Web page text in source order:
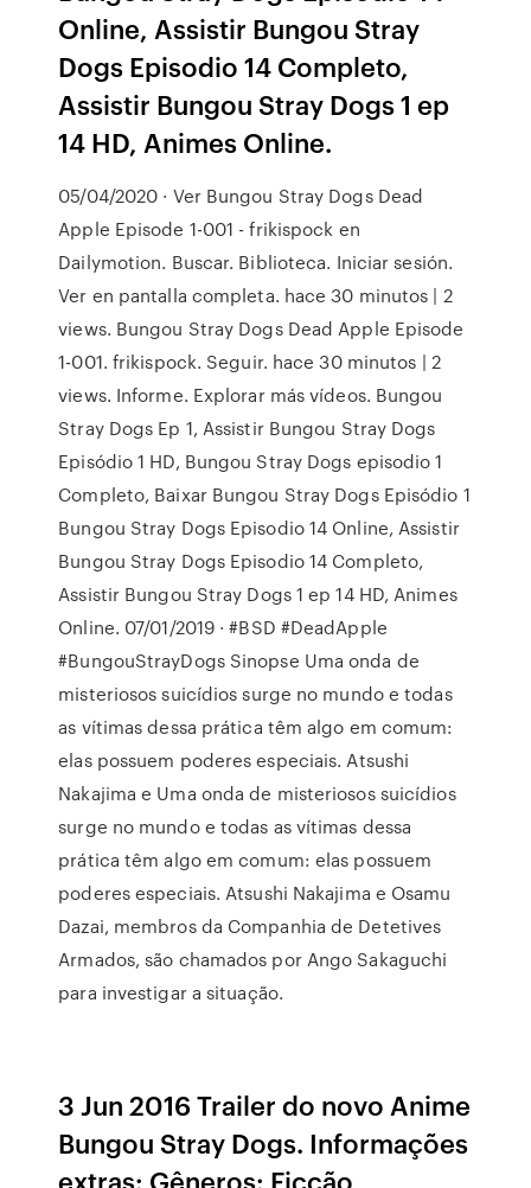
Online, Assistir Bungou Stray
Dogs Episodio 14 Completo,
Assistir Bungou Stray Dogs 1 ep
14 HD, Animes Online.
05/04/2020 · Ver Bungou Stray Dogs Dead
Apple Episode 1-001 - frikispock en
Dailymotion. Buscar. Biblioteca. Iniciar sesión.
Ver en pantalla completa. hace 30 minutos | 2
views. Bungou Stray Dogs Dead Apple Episode
1-001. frikispock. Seguir. hace 30 minutos | 2
views. Informe. Explorar más vídeos. Bungou
Stray Dogs Ep 1, Assistir Bungou Stray Dogs
Episódio 1 HD, Bungou Stray Dogs episodio 1
Completo, Baixar Bungou Stray Dogs Episódio 1
Bungou Stray Dogs Episodio 14 Online, Assistir
Bungou Stray Dogs Episodio 14 Completo,
Assistir Bungou Stray Dogs 1 ep 14 HD, Animes
Online. 07/01/2019 · #BSD #DeadApple
#BungouStrayDogs Sinopse Uma onda de
misteriosos suicídios surge no mundo e todas
as vítimas dessa prática têm algo em comum:
elas possuem poderes especiais. Atsushi
Nakajima e Uma onda de misteriosos suicídios
surge no mundo e todas as vítimas dessa
prática têm algo em comum: elas possuem
poderes especiais. Atsushi Nakajima e Osamu
Dazai, membros da Companhia de Detetives
Armados, são chamados por Ango Sakaguchi
para investigar a situação.
3 Jun 2016 Trailer do novo Anime
Bungou Stray Dogs. Informações
extras: Gêneros: Ficção,